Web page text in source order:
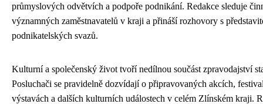
průmyslových odvětvích a podpoře podnikání. Redakce sleduje
významných zaměstnavatelů v kraji a přináší rozhovory s
podnikatelských svazů.
Kulturní a společenský život tvoří nedílnou součást zpravodajství
Posluchači se pravidelně dozvídají o připravovaných akcích,
výstavách a dalších kulturních událostech v celém Zlínském kraji.